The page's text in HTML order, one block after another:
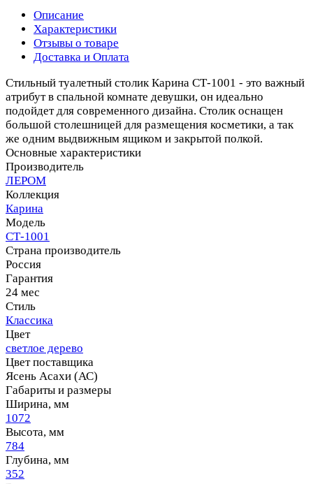
Описание
Характеристики
Отзывы о товаре
Доставка и Оплата
Стильный туалетный столик Карина СТ-1001 - это важный
атрибут в спальной комнате девушки, он идеально
подойдет для современного дизайна. Столик оснащен
большой столешницей для размещения косметики, а так
же одним выдвижным ящиком и закрытой полкой.
Основные характеристики
Производитель
ЛЕРОМ
Коллекция
Карина
Модель
СТ-1001
Страна производитель
Россия
Гарантия
24 мес
Стиль
Классика
Цвет
светлое дерево
Цвет поставщика
Ясень Асахи (АС)
Габариты и размеры
Ширина, мм
1072
Высота, мм
784
Глубина, мм
352